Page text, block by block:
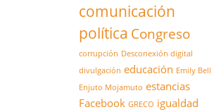
comunicación
política Congreso
corrupción Desconexión digital
divulgación educación Emily Bell
Enjuto Mojamuto estancias
Facebook GRECO igualdad